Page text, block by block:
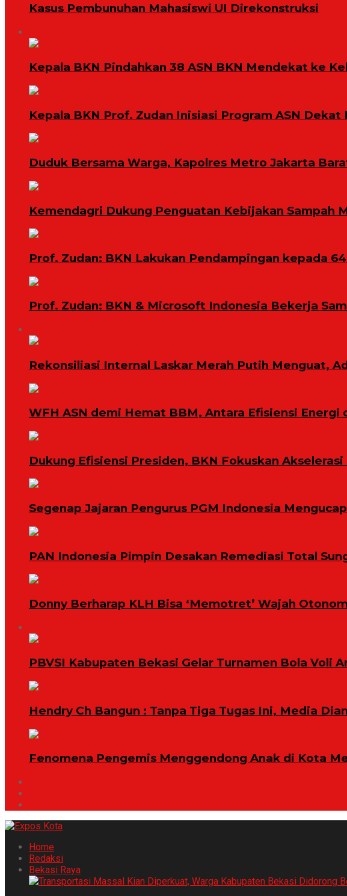
Kasus Pembunuhan Mahasiswi UI Direkonstruksi
Kepala BKN Pindahkan 38 ASN BKN Mendekat ke
Kepala BKN Prof. Zudan Inisiasi Program ASN
Duduk Bersama Warga, Kapolres Metro Jakarta
Kemendagri Dukung Penguatan Kebijakan Sampah
Prof. Zudan: BKN Lakukan Pendampingan kepada
Prof. Zudan: BKN & Microsoft Indonesia Bekerja
Rekonsiliasi Internal Laskar Merah Putih Menguat,
WFH ASN demi Hemat BBM, Antara Efisiensi
Dukung Efisiensi Presiden, BKN Fokuskan
Segenap Jajaran Pengurus PGM Indonesia
PAN Indonesia Pimpin Desakan Remediasi Total
Donny Berharap KLH Bisa ‘Memotret’ Wajah
PBVSI Kabupaten Bekasi Gelar Turnamen Bola Voli
Hendry Ch Bangun : Tanpa Tiga Tugas Ini, Media
Fenomena Pengemis Menggendong Anak di Kota
Home
Redaksi
Bekasi Raya